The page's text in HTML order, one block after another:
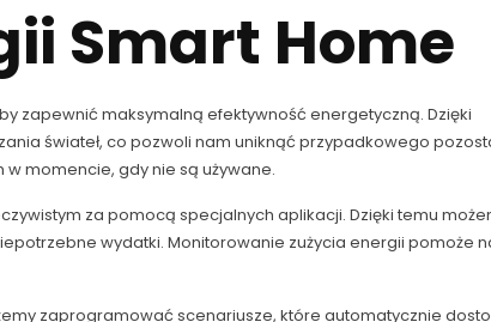
Smart Home
zapewnić maksymalną efektywność energetyczną. Dzięki
świateł, co pozwoli nam uniknąć przypadkowego
w momencie, gdy nie są używane.
za pomocą specjalnych aplikacji. Dzięki temu
wydatki. Monitorowanie zużycia energii pomoże
zaprogramować scenariusze, które automatycznie